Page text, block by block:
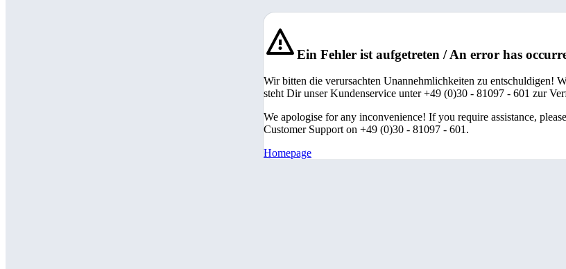
Ein Fehler ist aufgetreten / An error has
Wir bitten die verursachten Unannehmlichkeiten zu entschuldigen!
steht Dir unser Kundenservice unter +49 (0)30 - 81097 - 601 zur
We apologise for any inconvenience! If you require assistance,
Customer Support on +49 (0)30 - 81097 - 601.
Homepage